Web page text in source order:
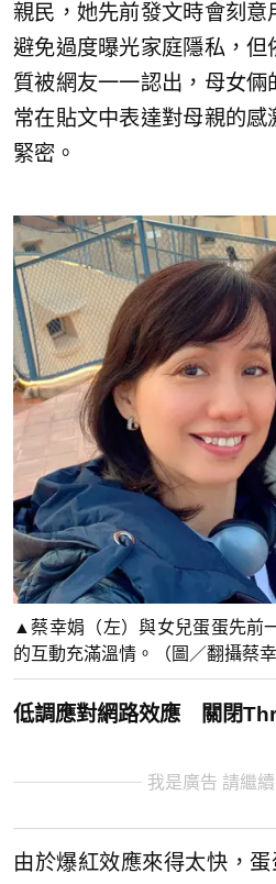
親民，她先前發文時會刻意
避免過度曝光家庭隱私，
質被網友一一認出，母女
常在貼文中表達對母親的
緊密。
▲蔡幸娟（左）與女兒蛋蛋先前
的互動充滿溫情。（圖／翻攝蔡幸
低調應對網路效應 關閉
我是廣告 請繼
由於爆紅效應來得太快，